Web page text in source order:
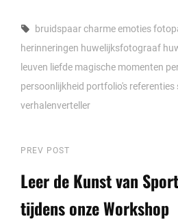
Tags,
bruidspaarcharmeemoties
herinneringen huwelijksfotograaf
leuven liefde magische momenten
persoonlijkheid portfolio's referenties
verhalenverteller
Berichtnavigatie
Previous
Post
PREV POST
Leer de Kunst van
tijdens onze Workshop